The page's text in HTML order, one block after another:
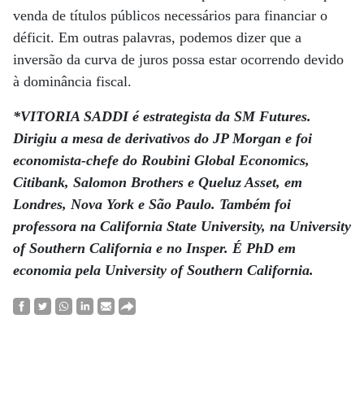
venda de títulos públicos necessários para financiar o
déficit. Em outras palavras, podemos dizer que a
inversão da curva de juros possa estar ocorrendo devido
à dominância fiscal.
*VITORIA SADDI é estrategista da SM Futures.
Dirigiu a mesa de derivativos do JP Morgan e foi
economista-chefe do Roubini Global Economics,
Citibank, Salomon Brothers e Queluz Asset, em
Londres, Nova York e São Paulo. Também foi
professora na California State University, na University
of Southern California e no Insper. É PhD em
economia pela University of Southern California.